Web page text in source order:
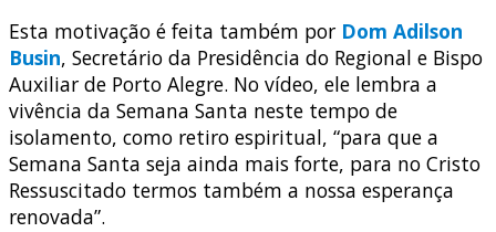
Esta motivação é feita também por Dom Adilson
Busin, Secretário da Presidência do Regional e Bispo
Auxiliar de Porto Alegre. No vídeo, ele lembra a
vivência da Semana Santa neste tempo de
isolamento, como retiro espiritual, “para que a
Semana Santa seja ainda mais forte, para no Cristo
Ressuscitado termos também a nossa esperança
renovada”.